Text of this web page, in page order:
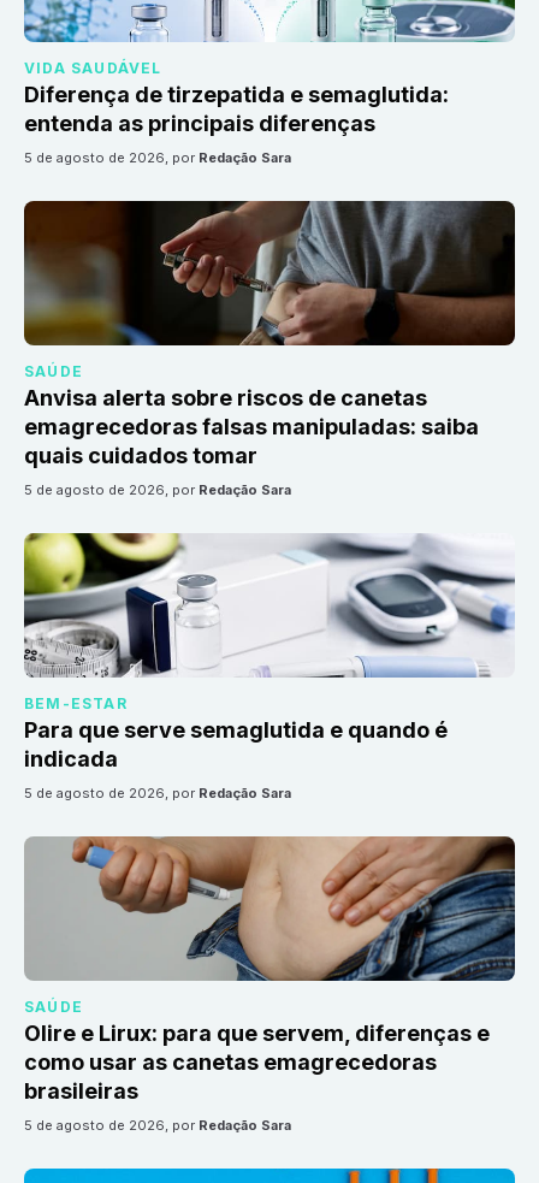
VIDA SAUDÁVEL
Diferença de tirzepatida e semaglutida:
entenda as principais diferenças
5 de agosto de 2026, por Redação Sara
SAÚDE
Anvisa alerta sobre riscos de canetas
emagrecedoras falsas manipuladas: saiba
quais cuidados tomar
5 de agosto de 2026, por Redação Sara
BEM-ESTAR
Para que serve semaglutida e quando é
indicada
5 de agosto de 2026, por Redação Sara
SAÚDE
Olire e Lirux: para que servem, diferenças e
como usar as canetas emagrecedoras
brasileiras
5 de agosto de 2026, por Redação Sara